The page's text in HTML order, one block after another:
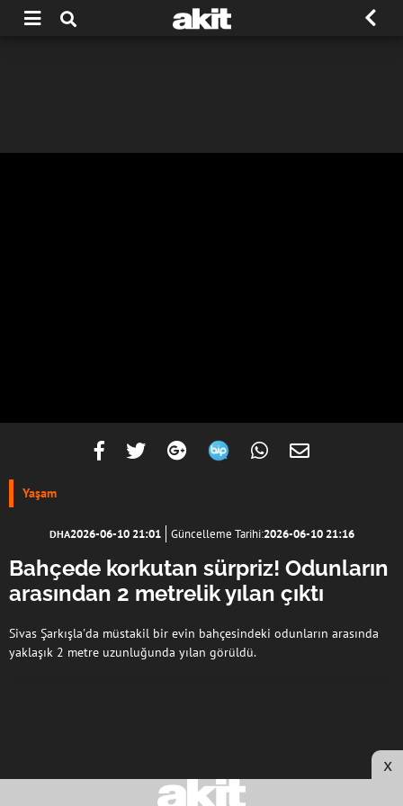
Yaşam
DHA2026-06-10 21:01 Güncelleme Tarihi:2026-06-10 21:16
Bahçede korkutan sürpriz! Odunların
arasından 2 metrelik yılan çıktı
Sivas Şarkışla'da müstakil bir evin bahçesindeki odunların arasında
yaklaşık 2 metre uzunluğunda yılan görüldü.
x